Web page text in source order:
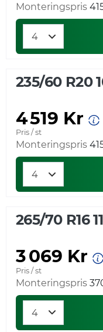
Monteringspris
235/60 R20
4 519 Kr
Pris / st
Monteringspris
265/70 R16
3 069 Kr
Pris / st
Monteringspris